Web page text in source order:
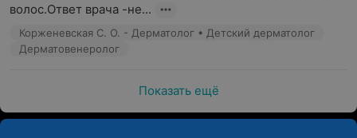
волос.Ответ врача -не...
Корженевская С. О. - Дерматолог • Детский дерматолог
Дерматовенеролог
Показать ещё